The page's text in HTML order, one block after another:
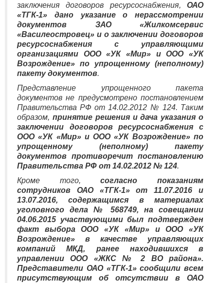
заключения договоров ресурсоснабжения, ОАО
«ТГК-1» дано указание о нерассмотрении
документов ЗАО «Жилкомсервис
«Василеостровец» и о заключении договоров
ресурсоснабжения с управляющими
организациями ООО «УК «Мир» и ООО «УК
Возрождение» по упрощенному (неполному)
пакету документов.
Представление упрощенного пакета
документов не предусмотрено постановлением
Правительства РФ от 14.02.2012 № 124. Таким
образом, принятие решения и дача указания о
заключении договоров ресурсоснабжения с
ООО «УК «Мир» и ООО «УК Возрождение» по
упрощенному (неполному) пакету
документов противоречит постановлению
Правительства РФ от 14.02.2012 № 124.
Кроме того,согласно показаниям
сотрудников ОАО «ТГК-1» от 11.07.2016 и
13.07.2016, содержащимся в материалах
уголовного дела № 568749, на совещании
04.06.2015 участвующими был подтвержден
факт выбора ООО «УК «Мир» и ООО «УК
Возрождение» в качестве управляющих
компаний МКД, ранее находившихся в
управлении ООО «ЖКС № 2 ВО района».
Представители ОАО «ТГК-1» сообщили всем
присутствующим об отсутствии в ОАО